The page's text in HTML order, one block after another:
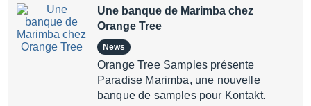
Une banque de Marimba chez
Orange Tree
News
Orange Tree Samples présente
Paradise Marimba, une nouvelle
banque de samples pour Kontakt.